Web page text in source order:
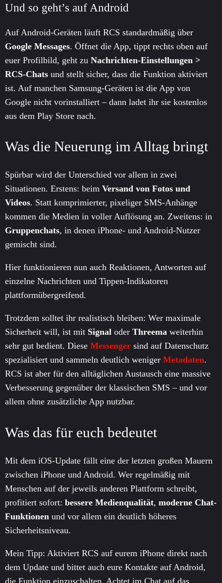
Und so geht’s auf Android
Auf Android-Geräten läuft RCS standardmäßig über
Google Messages. Öffnet die App, tippt rechts oben auf
euer Profilbild, geht zu Nachrichten-Einstellungen >
RCS-Chats und stellt sicher, dass die Funktion aktiviert
ist. Auf manchen Samsung-Geräten ist die App von
Google nicht vorinstalliert – dann ladet ihr sie kostenlos
aus dem Play Store nach.
Was die Neuerung im Alltag bringt
Spürbar wird der Unterschied vor allem in zwei
Situationen. Erstens: beim Versand von Fotos und
Videos. Statt komprimierter, pixeliger SMS-Anhänge
kommen die Medien in voller Auflösung an. Zweitens: in
Gruppenchats, in denen iPhone- und Android-Nutzer
gemischt sind.
Hier funktionieren nun auch Reaktionen, Antworten auf
einzelne Nachrichten und Tippen-Indikatoren
plattformübergreifend.
Trotzdem solltet ihr realistisch bleiben: Wer maximale
Sicherheit will, ist mit Signal oder Threema weiterhin
sehr gut bedient. Diese Messenger sind auf Datenschutz
spezialisiert und sammeln deutlich weniger Metadaten.
RCS ist aber für den alltäglichen Austausch eine massive
Verbesserung gegenüber der klassischen SMS – und vor
allem ohne zusätzliche App nutzbar.
Was das für euch bedeutet
Mit dem iOS-Update fällt eine der letzten großen Mauern
zwischen iPhone und Android. Wer regelmäßig mit
Menschen auf der jeweils anderen Plattform schreibt,
profitiert sofort: bessere Medienqualität, moderne Chat-
Funktionen und vor allem ein deutlich höheres
Sicherheitsniveau.
Mein Tipp: Aktiviert RCS auf eurem iPhone direkt nach
dem Update und bittet auch eure Kontakte auf Android,